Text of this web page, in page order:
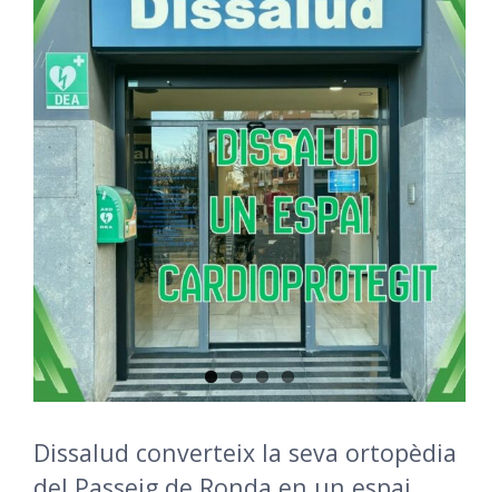
Dissalud converteix la seva ortopèdia